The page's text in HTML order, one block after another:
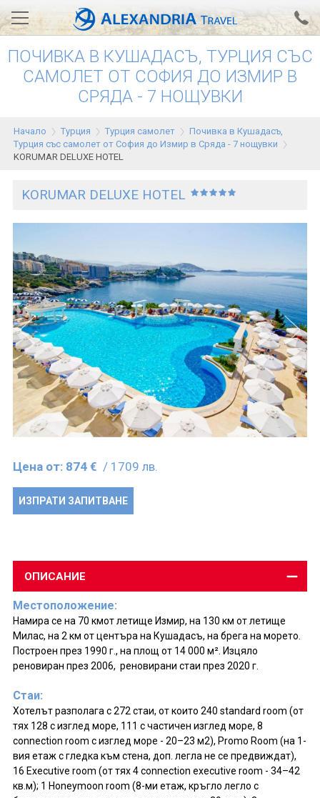
Вход за агенти Проверка на резервация
АЛЕКСАНДРИЯ хотели
Тунис
Турция
0700 18 308 Запитване
ПОЧИВКА В КУШАДАСЪ, ТУРЦИЯ СЪС
САМОЛЕТ ОТ СОФИЯ ДО ИЗМИР В
СРЯДА - 7 НОЩУВКИ
Начало Турция Турция самолет
Почивка в Кушадасъ,
Турция със самолет от София до Измир в Сряда - 7 нощувки
KORUMAR DELUXE HOTEL
KORUMAR DELUXE HOTEL
Цена от: 874 € / 1709 лв.
ИЗПРАТИ ЗАПИТВАНЕ
ОПИСАНИЕ
Местоположение:
Намира се на 70 кмот летище Измир, на 130 км от летище
Милас, на 2 км от центъра на Кушадасъ, на брега на морето.
Построен през 1990 г., на площ от 14 000 м². Изцяло
реновиран през 2006, реновирани стаи през 2020 г.
Стаи:
Хотелът разполага с 272 стаи, от които 240 standard room (от
тях 128 с изглед море, 111 с частичен изглед море, 8
connection room с изглед море - 20–23 м2), Promo Room (на 1-
вия етаж с гледка към стена, доп. легла не се предвиждат),
16 Executive room (от тях 4 connection executive room - 34–42
кв.м); 1 Honeymoon room (8-ми етаж, кръгло легло с